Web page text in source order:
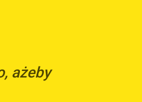
ażeby